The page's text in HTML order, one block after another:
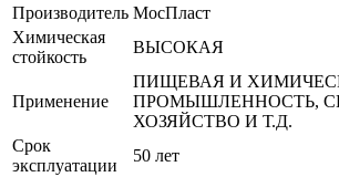
Производитель МосПласт
Химическая
стойкость
ВЫСОКАЯ
Применение
ПИЩЕВАЯ И
ПРОМЫШЛЕННОСТЬ,
ХОЗЯЙСТВО И Т.Д.
Срок
эксплуатации
50 лет